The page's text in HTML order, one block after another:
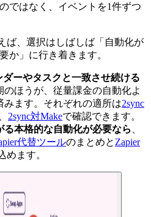
ではなく、イベントを1件ずつ
ば、選択はしばしば「自動化が
か」に行き着きます。
ダーやタスクと一致させ続ける
のほうが、従量課金の自動化よ
みます。それぞれの適所は2sync
2sync対Makeで確認できます。
る本格的な自動化が必要なら
代替ツールのまとめと Zapier
めます。